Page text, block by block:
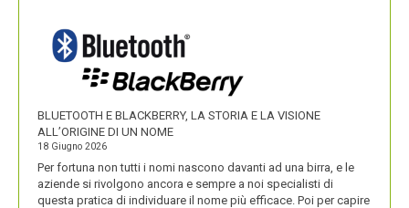
NOMI
DEI
SUOI
PRODOTTI
BLUETOOTH E BLACKBERRY, LA STORIA E LA VISIONE
ALL’ORIGINE DI UN NOME
18 Giugno 2026
Per fortuna non tutti i nomi nascono davanti ad una birra, e le
aziende si rivolgono ancora e sempre a noi specialisti di
questa pratica di individuare il nome più efficace. Poi per capire